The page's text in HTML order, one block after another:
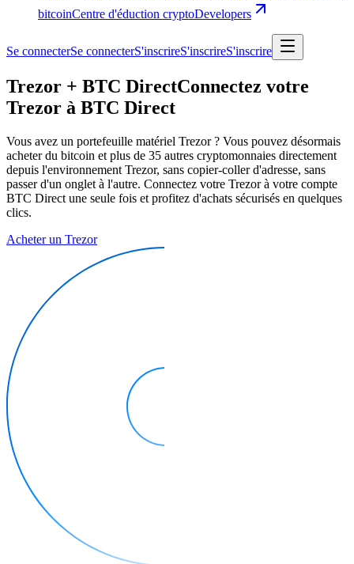
bitcoinCentre d'éduction cryptoDevelopers
Se connecterSe connecterS'inscrireS'inscrireS'inscrire
Trezor + BTC DirectConnectez votre
Trezor à BTC Direct
Vous avez un portefeuille matériel Trezor ? Vous pouvez désormais
acheter du bitcoin et plus de 35 autres cryptomonnaies directement
depuis l'environnement Trezor, sans copier-coller d'adresse, sans
passer d'un onglet à l'autre. Connectez votre Trezor à votre compte
BTC Direct une seule fois et profitez d'achats sécurisés en quelques
clics.
Acheter un Trezor